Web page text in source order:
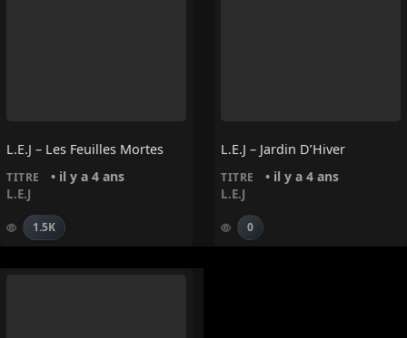
L.E.J – Les Feuilles Mortes
TITRE • il y a 4 ans
L.E.J
1.5K
L.E.J – Jardin D’Hiver
TITRE • il y a 4 ans
L.E.J
0